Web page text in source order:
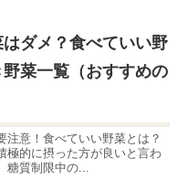
ダメ？食べていい野
菜一覧（おすすめの
注意！食べていい野菜とは？
極的に摂った方が良いと言わ
糖質制限中の...